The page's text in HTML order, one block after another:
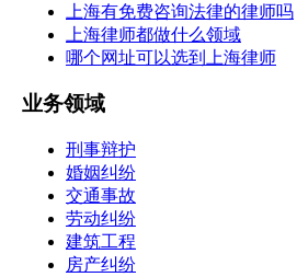
上海有免费咨询法律的律师吗
上海律师都做什么领域
哪个网址可以选到上海律师
业务领域
刑事辩护
婚姻纠纷
交通事故
劳动纠纷
建筑工程
房产纠纷